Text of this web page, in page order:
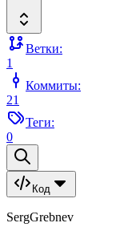
Ветки:
1
Коммиты:
21
Теги:
0
Код
SergGrebnev